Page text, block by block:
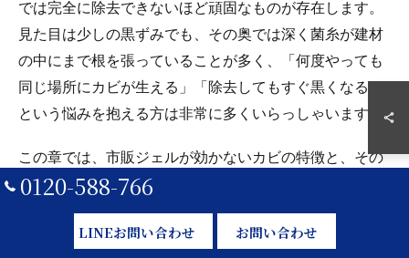
では完全に除去できないほど頑固なものが存在します。
見た目は少しの黒ずみでも、その奥では深く菌糸が建材
の中にまで根を張っていることが多く、「何度やっても
同じ場所にカビが生える」「除去してもすぐ黒くなる」
という悩みを抱える方は非常に多くいらっしゃいます。
この章では、市販ジェルが効かないカビの特徴と、その
理由、そしてプロの技術による本質的な除去方法につい
て詳しく解説します。再発を繰り返すカビ問題に対し
て、本気で向き合いたい方にとって重要な内容です。
0120-588-766
LINEお問い合わせ お問い合わせ